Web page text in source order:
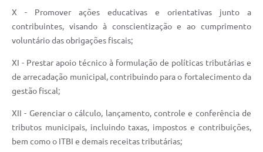
X - Promover ações educativas e orientativas junto a
contribuintes, visando à conscientização e ao cumprimento
voluntário das obrigações fiscais;
XI - Prestar apoio técnico à formulação de políticas tributárias e
de arrecadação municipal, contribuindo para o fortalecimento da
gestão fiscal;
XII - Gerenciar o cálculo, lançamento, controle e conferência de
tributos municipais, incluindo taxas, impostos e contribuições,
bem como o ITBI e demais receitas tributárias;